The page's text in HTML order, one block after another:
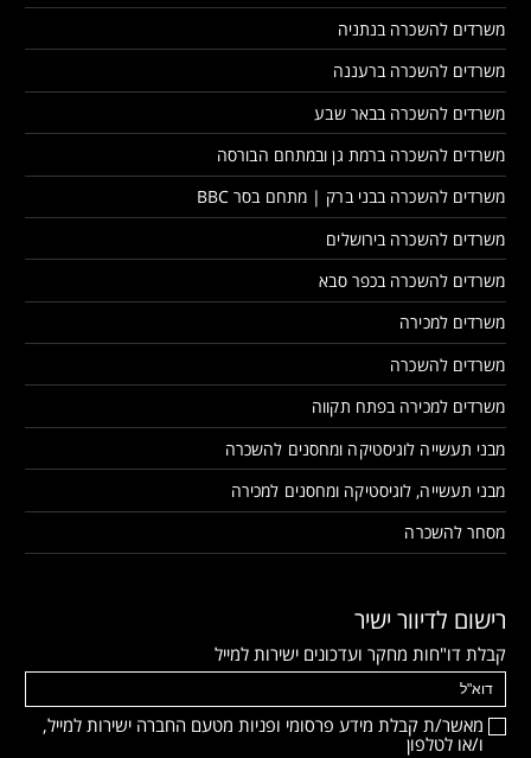
משרדים להשכרה בנתניה
משרדים להשכרה ברעננה
משרדים להשכרה בבאר שבע
משרדים להשכרה ברמת גן ובמתחם הבורסה
משרדים להשכרה בבני ברק | מתחם בסר BBC
משרדים להשכרה בירושלים
משרדים להשכרה בכפר סבא
משרדים למכירה
משרדים להשכרה
משרדים למכירה בפתח תקווה
מבני תעשייה לוגיסטיקה ומחסנים להשכרה
מבני תעשייה, לוגיסטיקה ומחסנים למכירה
מסחר להשכרה
רישום לדיוור ישיר
קבלת דו"חות מחקר ועדכונים ישירות למייל
מאשר/ת קבלת מידע פרסומי ופניות מטעם החברה ישירות למייל,
ו/או לטלפון